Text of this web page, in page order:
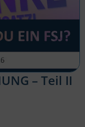
– Teil II